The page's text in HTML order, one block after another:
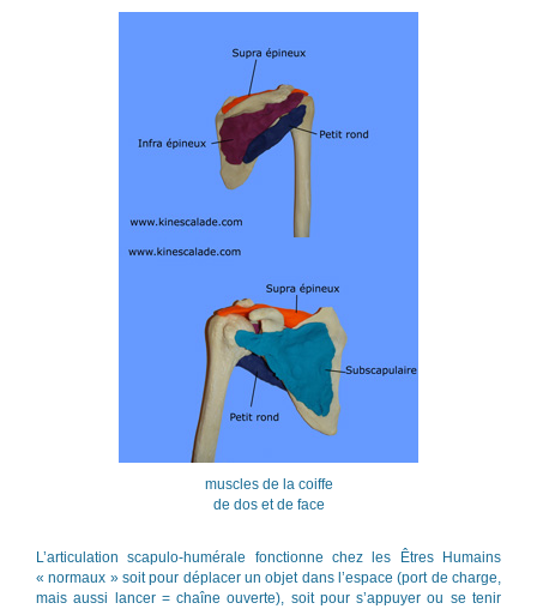
muscles de la coiffe
de dos et de face
L’articulation scapulo-humérale fonctionne chez les Êtres Humains
« normaux » soit pour déplacer un objet dans l’espace (port de charge,
mais aussi lancer = chaîne ouverte), soit pour s’appuyer ou se tenir